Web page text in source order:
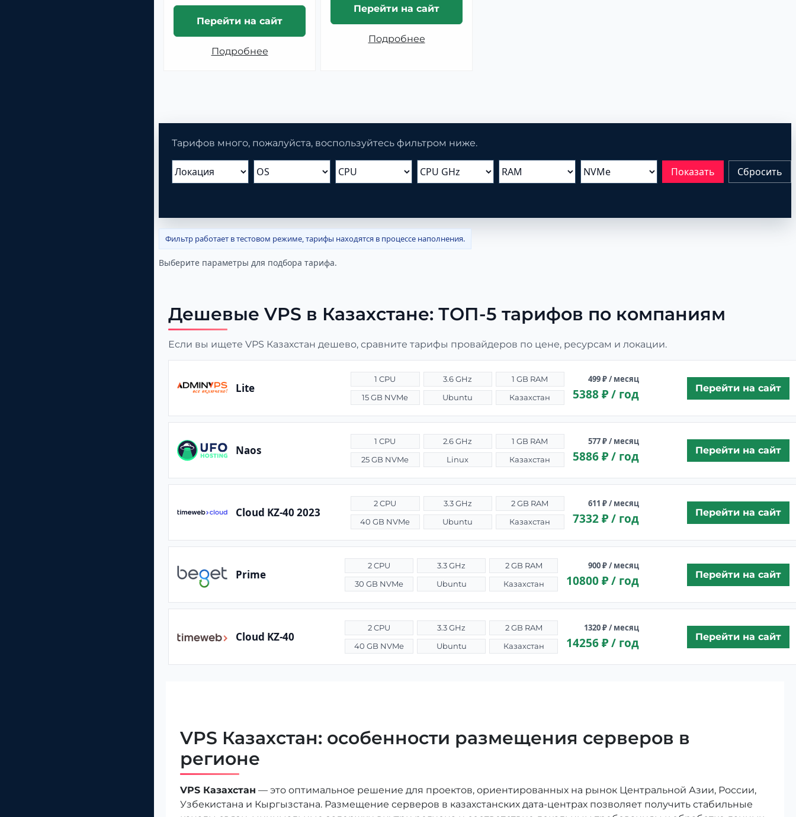
Перейти на сайт
Подробнее
Перейти на сайт
Подробнее
Тарифов много, пожалуйста, воспользуйтесь фильтром ниже.
Показать Сбросить
Фильтр работает в тестовом режиме, тарифы находятся в процессе наполнения.
Выберите параметры для подбора тарифа.
Дешевые VPS в Казахстане: ТОП-5 тарифов по компаниям
Если вы ищете VPS Казахстан дешево, сравните тарифы провайдеров по цене, ресурсам и локации.
Lite
1 CPU 3.6 GHz
1 GB RAM
15 GB NVMe
Ubuntu Казахстан
499 ₽ / месяц
5388 ₽ / год Перейти на сайт
Naos
1 CPU 2.6 GHz
1 GB RAM
25 GB NVMe
Linux Казахстан
577 ₽ / месяц
5886 ₽ / год Перейти на сайт
Cloud KZ-40 2023
2 CPU 3.3 GHz
2 GB RAM
40 GB NVMe
Ubuntu Казахстан
611 ₽ / месяц
7332 ₽ / год Перейти на сайт
Prime
2 CPU 3.3 GHz
2 GB RAM
30 GB NVMe
Ubuntu Казахстан
900 ₽ / месяц
10800 ₽ / год Перейти на сайт
Cloud KZ-40
2 CPU 3.3 GHz
2 GB RAM
40 GB NVMe
Ubuntu Казахстан
1320 ₽ / месяц
14256 ₽ / год Перейти на сайт
VPS Казахстан: особенности размещения серверов в
регионе
VPS Казахстан — это оптимальное решение для проектов, ориентированных на рынок Центральной Азии, России,
Узбекистана и Кыргызстана. Размещение серверов в казахстанских дата-центрах позволяет получить стабильные